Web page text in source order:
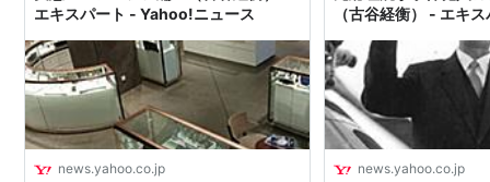
エキスパート - Yahoo!ニュース
news.yahoo.co.jp
（古谷経衡） - エキ
news.yahoo.co.jp